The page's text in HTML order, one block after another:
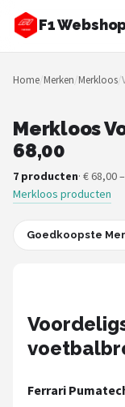
F1
Zoeken
NAVIGATIE
Merken
Blog
Drivers
Tracks
Racestoelen
Racesturen
Home/Merken/Merkloos/
Merkloos
68,00
7 producten· € 68,00
Merkloos producten
Goedkoopste
Ferrari